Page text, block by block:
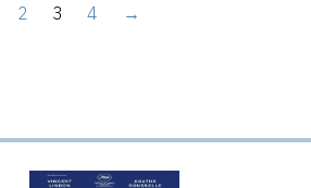
2 3 4 →